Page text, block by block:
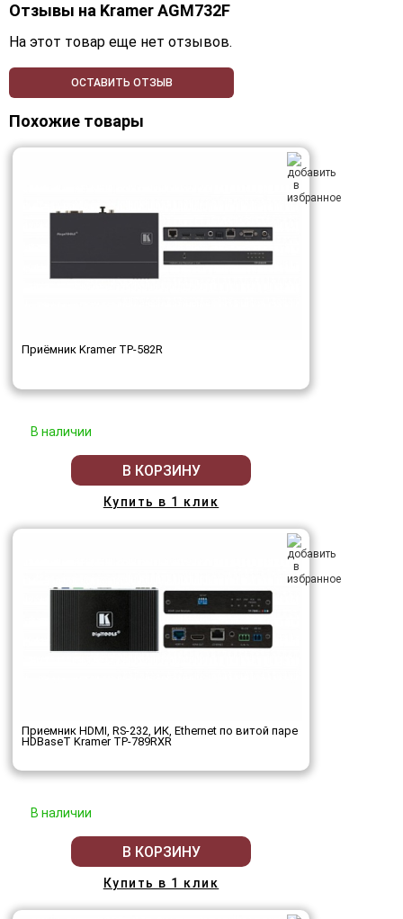
Отзывы на Kramer AGM732F
На этот товар еще нет отзывов.
ОСТАВИТЬ ОТЗЫВ
Похожие товары
Приёмник Kramer TP-582R
В наличии
В КОРЗИНУ
Купить в 1 клик
Приемник HDMI, RS-232, ИК, Ethernet по витой паре
HDBaseT Kramer TP-789RXR
В наличии
В КОРЗИНУ
Купить в 1 клик